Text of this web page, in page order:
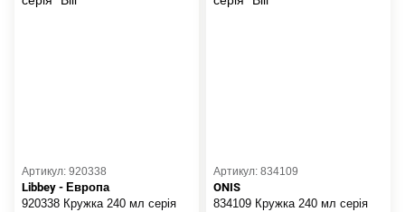
Артикул: 920338
Libbey - Европа
920338 Кружка 240 мл серія
Артикул: 834109
ONIS
834109 Кружка 240 мл серія